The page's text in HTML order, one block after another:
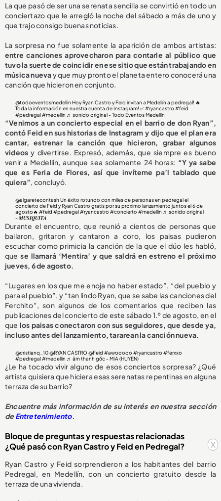
x
La que pasó de ser una serenata sencilla se convirtió en todo un
conciertazo que le arregló la noche del sábado a más de uno y
que trajo consigo buenas noticias.
La sorpresa no fue solamente la aparición de ambos artistas:
entre canciones aprovecharon para contarle al público que
tuvo la suerte de coincidir en ese sitio que están trabajando en
música nuevay que muy pronto el planeta entero conocerá una
canción que hicieron en conjunto.
@todoeventosmedellin Hoy Ryan Castro y Feid invitan a Medellín a pedregal! 🔥
Toda la información en nuestra cuenta de Instagram! ✅#ryancastro #feid
#pedregal #medellin ♬ sonido original - Todo Eventos Medellín
“Venimos a un concierto especial en el barrio de don Ryan”,
contó Feid en sus historias de Instagram y dijo que el plan era
cantar, estrenar la canción que hicieron, grabar algunos
videos y divertirse. Expresó, además, que siempre es bueno
venir a Medellín, aunque sea solamente 24 horas: “Y ya sabe
que es Feria de Flores, así que invíteme pa’l tablado que
quiera”, concluyó.
@algaretecontash Un éxito rotundo con miles de personas en pedregal el
concierto de Feid y Ryan Castro gratis por su próximo lanzamiento juntos el 6 de
agosto🔥#feid #pedregal #ryancastro #concierto #medellin ♬ sonido original
- 𝑴𝑼𝑺𝑰𝑸𝑼𝑰𝑻𝑨
Durante el encuentro, que reunió a cientos de personas que
bailaron, gritaron y cantaron a coro, los paisas pudieron
escuchar como primicia la canción de la que el dúo les habló,
quese llamará ‘Mentira’ y que saldrá en estreno el próximo
jueves, 6 de agosto.
“Lugares en los que me enoja no haber estado”, “del pueblo y
para el pueblo”, y “tan lindo Ryan, que se sabe las canciones del
Ferchito”, son algunos de los comentarios que reciben las
publicaciones del concierto de este sábado 1.º de agosto, en el
que los paisas conectaron con sus seguidores, que desde ya,
incluso antes del lanzamiento, tararean la canción nueva.
@cristianq_10@RYAN CASTRO @Feid#awooooo #ryancastro #ferxxo
#pedregal #medellin ♬ âm thanh gốc - MIA (HUYEN)
¿Le ha tocado vivir alguno de esos conciertos sorpresa? ¿Qué
artista quisiera que hiciera esas serenatas repentinas en alguna
terraza de su barrio?
Encuentre más información de su interés en nuestra sección
deEntretenimiento.
Bloque de preguntas y respuestas relacionadas
¿Qué pasó con Ryan Castro y Feid en Pedregal?
Ryan Castro y Feid sorprendieron a los habitantes del barrio
Pedregal, en Medellín, con un concierto gratuito desde la
terraza de una vivienda.